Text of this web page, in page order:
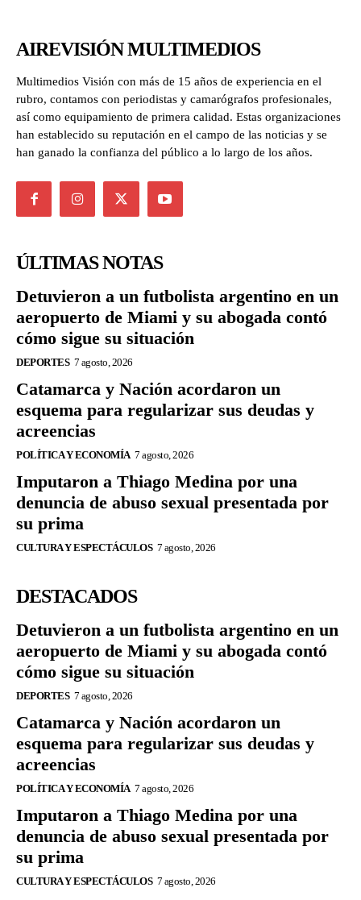
AIREVISIÓN MULTIMEDIOS
Multimedios Visión con más de 15 años de experiencia en el
rubro, contamos con periodistas y camarógrafos profesionales,
así como equipamiento de primera calidad. Estas organizaciones
han establecido su reputación en el campo de las noticias y se
han ganado la confianza del público a lo largo de los años.
ÚLTIMAS NOTAS
Detuvieron a un futbolista argentino en un
aeropuerto de Miami y su abogada contó
cómo sigue su situación
DEPORTES 7 agosto, 2026
Catamarca y Nación acordaron un
esquema para regularizar sus deudas y
acreencias
POLÍTICA Y ECONOMÍA 7 agosto, 2026
Imputaron a Thiago Medina por una
denuncia de abuso sexual presentada por
su prima
CULTURA Y ESPECTÁCULOS 7 agosto, 2026
DESTACADOS
Detuvieron a un futbolista argentino en un
aeropuerto de Miami y su abogada contó
cómo sigue su situación
DEPORTES 7 agosto, 2026
Catamarca y Nación acordaron un
esquema para regularizar sus deudas y
acreencias
POLÍTICA Y ECONOMÍA 7 agosto, 2026
Imputaron a Thiago Medina por una
denuncia de abuso sexual presentada por
su prima
CULTURA Y ESPECTÁCULOS 7 agosto, 2026